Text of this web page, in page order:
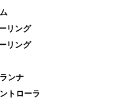
リング
リング
ンナ
トローラ